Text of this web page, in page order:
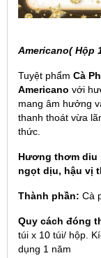
Cà Phê
Americano( Hộp
Tuyệt phẩm Cà
Americano với
mang âm hưởng
thanh thoát vừa
thức.
Hương thơm diu
ngọt dịu, hậu vị
Thành phần: Cà
Quy cách đóng
túi x 10 túi/ hộp.
dụng 1 năm